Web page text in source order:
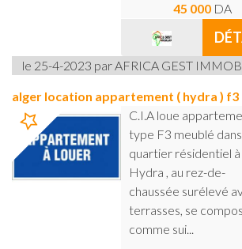
45 000 DA
le 25-4-2023 par AFRICA GEST
alger location appartement ( hydra ) f3
C.I.A loue
type F3 meublé
quartier résidentiel à
Hydra , au rez-de-
chaussée surélevé
terrasses, se
comme sui...